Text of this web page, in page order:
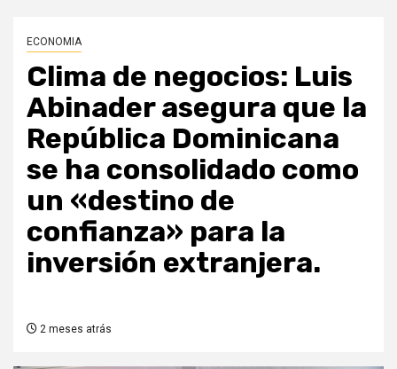
ECONOMIA
Clima de negocios: Luis
Abinader asegura que la
República Dominicana
se ha consolidado como
un «destino de
confianza» para la
inversión extranjera.
2 meses atrás